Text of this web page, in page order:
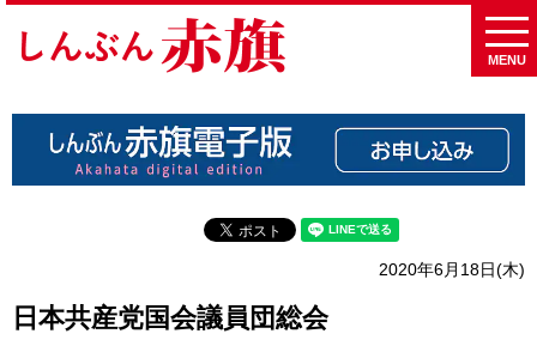
MENU
2020年6月18日(木)
日本共産党国会議員団総会